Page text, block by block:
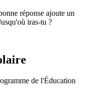
réponse ajoute un
iras-tu ?
de l'Éducation